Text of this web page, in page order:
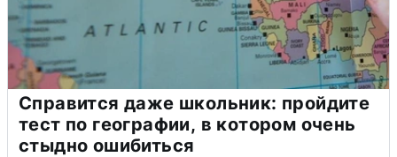
Справится даже школьник: пройдите
тест по географии, в котором очень
стыдно ошибиться